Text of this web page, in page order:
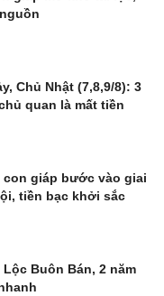
Chủ Nhật (7,8,9/8): 3
quan là mất tiền
con giáp bước vào giai
tiền bạc khởi sắc
Buôn Bán, 2 năm